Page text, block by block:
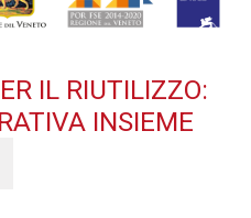
INSIEME -
IL RIUTILIZZO:
INSIEME